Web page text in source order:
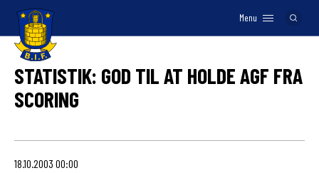
Logo
Menu
STATISTIK: GOD TIL AT HOLDE AGF FRA
SCORING
18.10.2003 00:00